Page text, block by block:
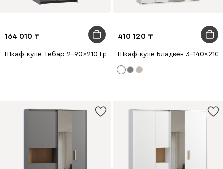
164 010
Шкаф-купе Тебар 2-90x210 Графитовый без зеркал
410 120
Шкаф-купе Бладвен 3-140x210